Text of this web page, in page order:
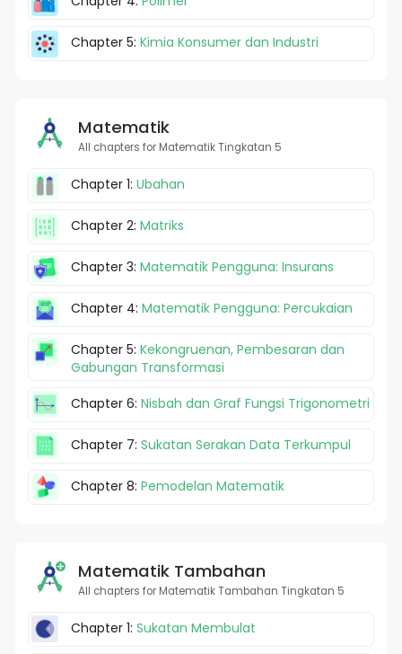
Chapter 5:Kimia Konsumer dan Industri
Matematik
All chapters for Matematik Tingkatan 5
Chapter 1:Ubahan
Chapter 2:Matriks
Chapter 3:Matematik Pengguna: Insurans
Chapter 4:Matematik Pengguna: Percukaian
Chapter 5:Kekongruenan, Pembesaran dan
Gabungan Transformasi
Chapter 6:Nisbah dan Graf Fungsi Trigonometri
Chapter 7:Sukatan Serakan Data Terkumpul
Chapter 8:Pemodelan Matematik
Matematik Tambahan
All chapters for Matematik Tambahan Tingkatan 5
Chapter 1:Sukatan Membulat